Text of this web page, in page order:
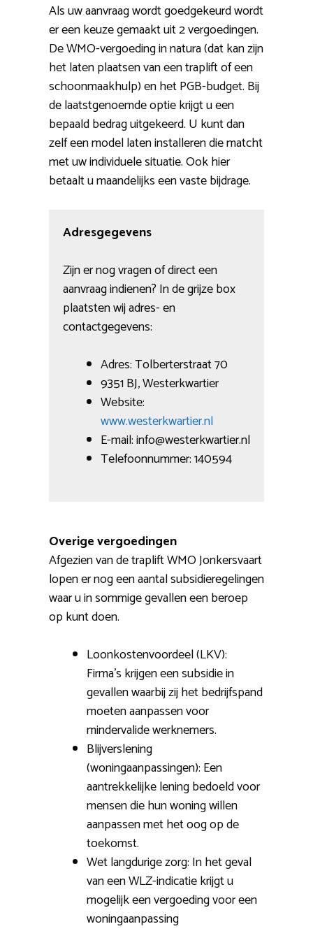
Als uw aanvraag wordt goedgekeurd wordt
er een keuze gemaakt uit 2 vergoedingen.
De WMO-vergoeding in natura (dat kan zijn
het laten plaatsen van een traplift of een
schoonmaakhulp) en het PGB-budget. Bij
de laatstgenoemde optie krijgt u een
bepaald bedrag uitgekeerd. U kunt dan
zelf een model laten installeren die matcht
met uw individuele situatie. Ook hier
betaalt u maandelijks een vaste bijdrage.
Adresgegevens
Zijn er nog vragen of direct een
aanvraag indienen? In de grijze box
plaatsten wij adres- en
contactgegevens:
Adres: Tolberterstraat 70
9351 BJ, Westerkwartier
Website:
www.westerkwartier.nl
E-mail: info@westerkwartier.nl
Telefoonnummer: 140594
Overige vergoedingen
Afgezien van de traplift WMO Jonkersvaart
lopen er nog een aantal subsidieregelingen
waar u in sommige gevallen een beroep
op kunt doen.
Loonkostenvoordeel (LKV):
Firma’s krijgen een subsidie in
gevallen waarbij zij het bedrijfspand
moeten aanpassen voor
mindervalide werknemers.
Blijverslening
(woningaanpassingen): Een
aantrekkelijke lening bedoeld voor
mensen die hun woning willen
aanpassen met het oog op de
toekomst.
Wet langdurige zorg: In het geval
van een WLZ-indicatie krijgt u
mogelijk een vergoeding voor een
woningaanpassing